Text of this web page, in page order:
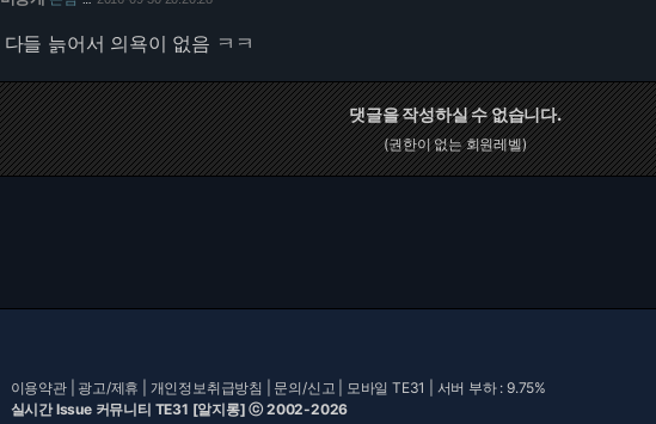
다들 늙어서 의욕이 없음 ㅋㅋ
댓글을 작성하실 수 없습니다.
(권한이 없는 회원레벨)
이용약관| 광고/제휴 개인정보취급방침 문의/신고 모바일 TE31
| 서버 부하 : 9.75%
실시간 Issue 커뮤니티 TE31 [알지롱] ⓒ 2002-2026